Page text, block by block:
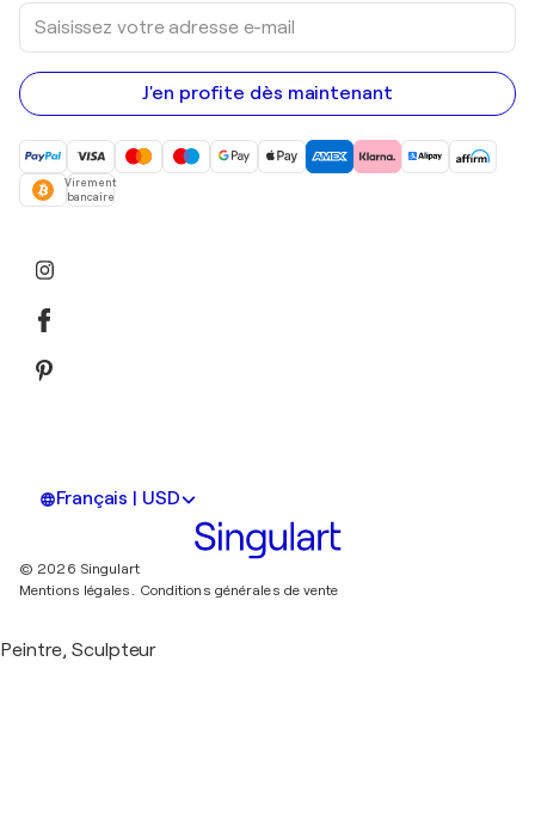
Saisissez
votre
adresse
e-
mail
J'en profite dès maintenant
Virement
bancaire
Français | USD
© 2026 Singulart
Mentions légales. Conditions générales de vente
Peintre, Sculpteur